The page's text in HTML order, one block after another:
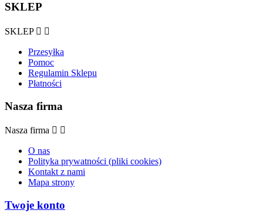
SKLEP
SKLEP  
Przesyłka
Pomoc
Regulamin Sklepu
Płatności
Nasza firma
Nasza firma  
O nas
Polityka prywatności (pliki cookies)
Kontakt z nami
Mapa strony
Twoje konto